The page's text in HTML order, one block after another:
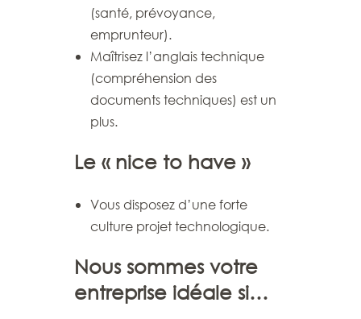
(santé, prévoyance,
emprunteur).
Maîtrisez l’anglais technique
(compréhension des
documents techniques) est un
plus.
Le « nice to have »
Vous disposez d’une forte
culture projet technologique.
Nous sommes votre
entreprise idéale si…